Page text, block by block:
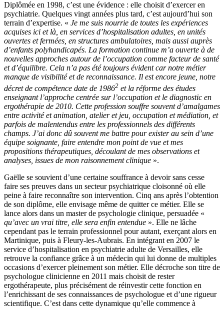
Diplômée en 1998, c’est une évidence : elle choisit d’exercer en
psychiatrie. Quelques vingt années plus tard, c’est aujourd’hui son
terrain d’expertise. « Je me suis nourrie de toutes les expériences
acquises ici et là, en services d’hospitalisation adultes, en unités
ouvertes et fermées, en structures ambulatoires, mais aussi auprès
d’enfants polyhandicapés. La formation continue m’a ouverte à de
nouvelles approches autour de l’occupation comme facteur de santé
et d’équilibre. Cela n’a pas été toujours évident car notre métier
manque de visibilité et de reconnaissance. Il est encore jeune, notre
décret de compétence date de 19862 et la réforme des études
enseignant l’approche centrée sur l’occupation et le diagnostic en
ergothérapie de 2010. Cette profession souffre souvent d’amalgames
entre activité et animation, atelier et jeu, occupation et médiation, et
parfois de malentendus entre les professionnels des différents
champs. J’ai donc dû souvent me battre pour exister au sein d’une
équipe soignante, faire entendre mon point de vue et mes
propositions thérapeutiques, découlant de mes observations et
analyses, issues de mon raisonnement clinique ».
Gaëlle se souvient d’une certaine souffrance à devoir sans cesse
faire ses preuves dans un secteur psychiatrique cloisonné où elle
peine à faire reconnaître son intervention. Cinq ans après l’obtention
de son diplôme, elle envisage même de quitter ce métier. Elle se
lance alors dans un master de psychologie clinique, persuadée «
qu’avec un vrai titre, elle sera enfin entendue ». Elle ne lâche
cependant pas le terrain professionnel pour autant, exerçant alors en
Martinique, puis à Fleury-les-Aubrais. En intégrant en 2007 le
service d’hospitalisation en psychiatrie adulte de Versailles, elle
retrouve la confiance grâce à un médecin qui lui donne de multiples
occasions d’exercer pleinement son métier. Elle décroche son titre de
psychologue clinicienne en 2011 mais choisit de rester
ergothérapeute, plus précisément de réinvestir cette fonction en
l’enrichissant de ses connaissances de psychologue et d’une rigueur
scientifique. C’est dans cette dynamique qu’elle commence à